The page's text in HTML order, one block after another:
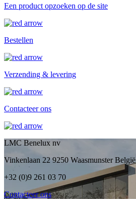
Een product opzoeken op de site
Bestellen
Verzending & levering
Contacteer ons
LMC Benelux nv
Vinkenlaan 22 9250 Waasmunster België
+32 (0)9 261 03 70
Contacteer ons